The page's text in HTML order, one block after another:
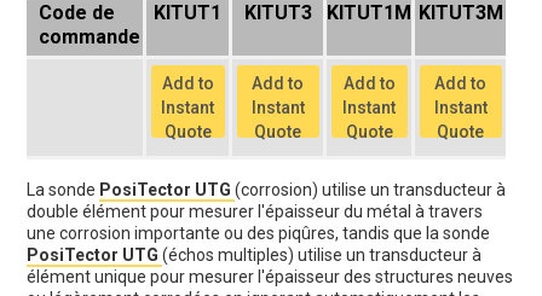
Code de
commande
KITUT1 KITUT3 KITUT1M KITUT3M
Add to
Instant
Quote
Add to
Instant
Quote
Add to
Instant
Quote
Add to
Instant
Quote
La sonde PosiTector UTG(corrosion) utilise un transducteur à
double élément pour mesurer l'épaisseur du métal à travers
une corrosion importante ou des piqûres, tandis que la sonde
PosiTector UTG(échos multiples) utilise un transducteur à
élément unique pour mesurer l'épaisseur des structures neuves